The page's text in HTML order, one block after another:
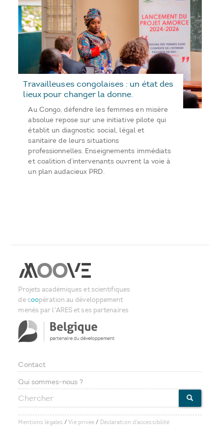
Travailleuses congolaises : un état des
lieux pour changer la donne.
Au Congo, défendre les femmes en misère
absolue repose sur une initiative pilote qui
établit un diagnostic social, légal et
sanitaire de leurs situations
professionnelles. Enseignements immédiats
et coalition d’intervenants ouvrent la voie à
un plan audacieux PRD.
Projets académiques et scientifiques
de coopération au développement
menés par l'ARES et ses partenaires
Footer
menu
Contact
Qui sommes-nous ?
Chercher
Mentions légales / Vie privée / Déclaration d'accessibilité